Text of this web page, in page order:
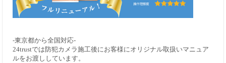
-東京都から全国対応-
24trustでは防犯カメラ施工後にお客様にオリジナル取扱いマニュア
ルをお渡ししています。